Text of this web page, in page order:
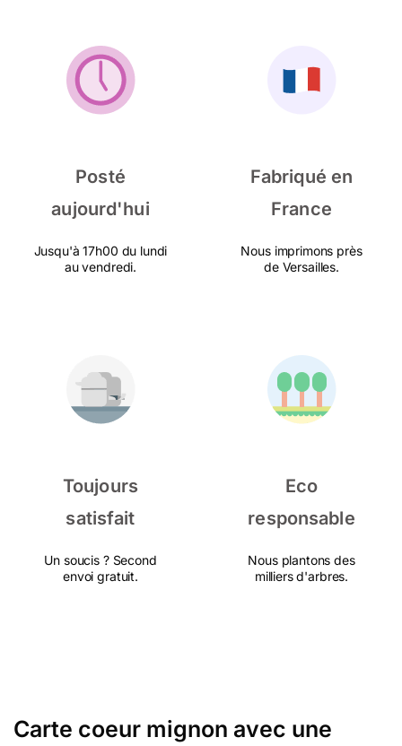
Posté
aujourd'hui
Jusqu'à 17h00 du lundi
au vendredi.
Fabriqué en
France
Nous imprimons près
de Versailles.
Toujours
satisfait
Un soucis ? Second
envoi gratuit.
Eco
responsable
Nous plantons des
milliers d'arbres.
Carte coeur mignon avec une